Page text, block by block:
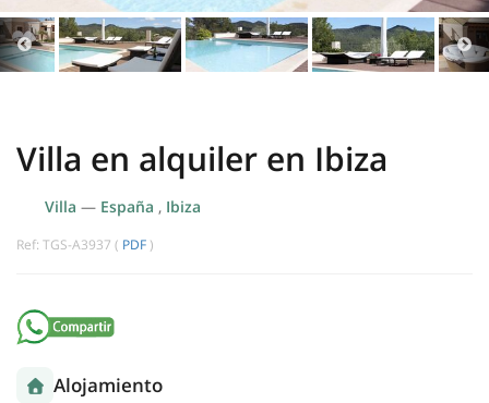
Villa en alquiler en Ibiza
Villa — España , Ibiza
Ref: TGS-A3937 ( PDF )
Alojamiento